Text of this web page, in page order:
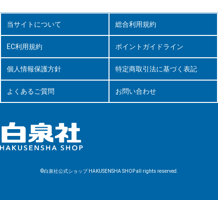
当サイトについて 総合利用規約
EC利用規約 ポイントガイドライン
個人情報保護方針 特定商取引法に基づく表記
よくあるご質問 お問い合わせ
©白泉社公式ショップ HAKUSENSHA SHOP all rights reserved.